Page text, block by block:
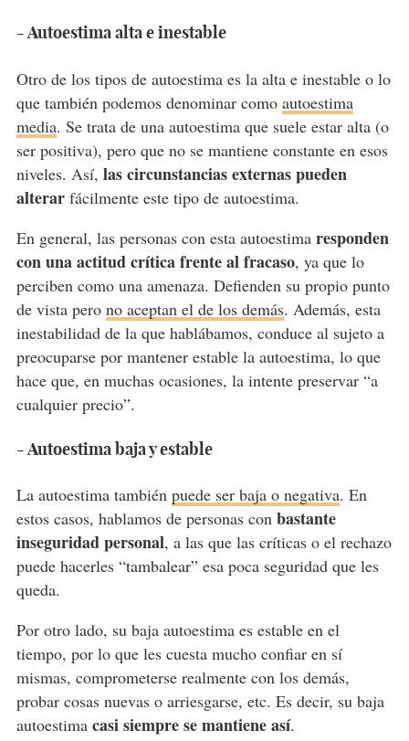
- Autoestima alta e inestable
Otro de los tipos de autoestima es la alta e inestable o lo
que también podemos denominar como autoestima
media. Se trata de una autoestima que suele estar alta (o
ser positiva), pero que no se mantiene constante en esos
niveles. Así, las circunstancias externas pueden
alterarfácilmente este tipo de autoestima.
En general, las personas con esta autoestima responden
con una actitud crítica frente al fracaso, ya que lo
perciben como una amenaza. Defienden su propio punto
de vista pero no aceptan el de los demás. Además, esta
inestabilidad de la que hablábamos, conduce al sujeto a
preocuparse por mantener estable la autoestima, lo que
hace que, en muchas ocasiones, la intente preservar “a
cualquier precio”.
- Autoestima baja y estable
La autoestima también puede ser baja o negativa. En
estos casos, hablamos de personas con bastante
inseguridad personal, a las que las críticas o el rechazo
puede hacerles “tambalear” esa poca seguridad que les
queda.
Por otro lado, su baja autoestima es estable en el
tiempo, por lo que les cuesta mucho confiar en sí
mismas, comprometerse realmente con los demás,
probar cosas nuevas o arriesgarse, etc. Es decir, su baja
autoestima casi siempre se mantiene así.